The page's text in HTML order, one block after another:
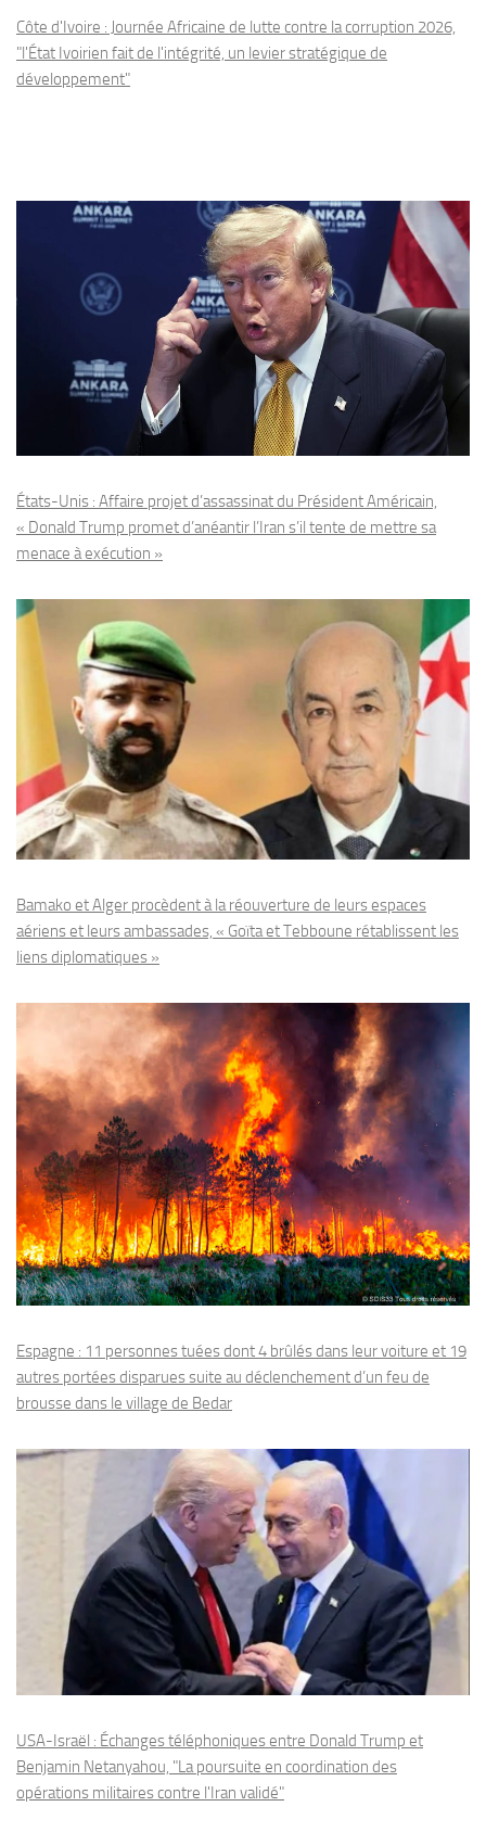
Côte d'Ivoire : Journée Africaine de lutte contre la corruption 2026,
"l'État Ivoirien fait de l'intégrité, un levier stratégique de
développement"
États-Unis : Affaire projet d’assassinat du Président Américain,
« Donald Trump promet d’anéantir l’Iran s’il tente de mettre sa
menace à exécution »
Bamako et Alger procèdent à la réouverture de leurs espaces
aériens et leurs ambassades, « Goïta et Tebboune rétablissent les
liens diplomatiques »
Espagne : 11 personnes tuées dont 4 brûlés dans leur voiture et 19
autres portées disparues suite au déclenchement d’un feu de
brousse dans le village de Bedar
USA-Israël : Échanges téléphoniques entre Donald Trump et
Benjamin Netanyahou, "La poursuite en coordination des
opérations militaires contre l'Iran validé"